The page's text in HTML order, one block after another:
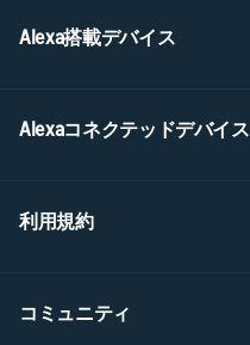
Alexa搭載デバイス
Alexaコネクテッドデバイス
利用規約
コミュニティ